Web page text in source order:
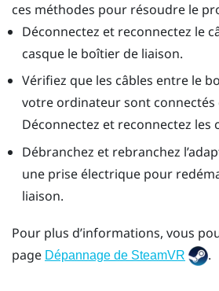
ces méthodes pour résoudre le
Déconnectez et reconnectez le
casque le boîtier de liaison.
Vérifiez que les câbles entre le
votre ordinateur sont
Déconnectez et reconnectez les
Débranchez et rebranchez
une prise électrique pour
liaison.
Pour plus d’informations, vous
page Dépannage de SteamVR .